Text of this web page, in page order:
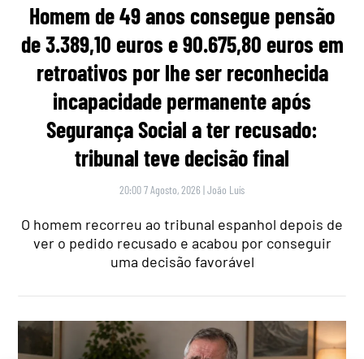
Homem de 49 anos consegue pensão
de 3.389,10 euros e 90.675,80 euros em
retroativos por lhe ser reconhecida
incapacidade permanente após
Segurança Social a ter recusado:
tribunal teve decisão final
20:00 7 Agosto, 2026 |João Luís
O homem recorreu ao tribunal espanhol depois de
ver o pedido recusado e acabou por conseguir
uma decisão favorável